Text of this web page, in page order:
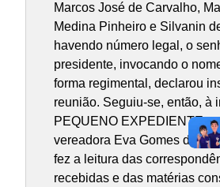
Marcos José de Carvalho,
Medina Pinheiro e Silvanin
havendo número legal, o
presidente, invocando o
forma regimental, declarou
reunião. Seguiu-se, então, à
PEQUENO EXPEDIENTE,
vereadora Eva Gomes da
fez a leitura das
recebidas e das matérias